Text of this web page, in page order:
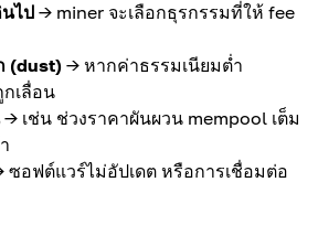
ไป → miner จะเลือกธุรกรรมที่ให้ fee
(dust) → หากค่าธรรมเนียมต่ำ
เลื่อน
→ เช่น ช่วงราคาผันผวน mempool เต็ม
ซอฟต์แวร์ไม่อัปเดต หรือการเชื่อมต่อ